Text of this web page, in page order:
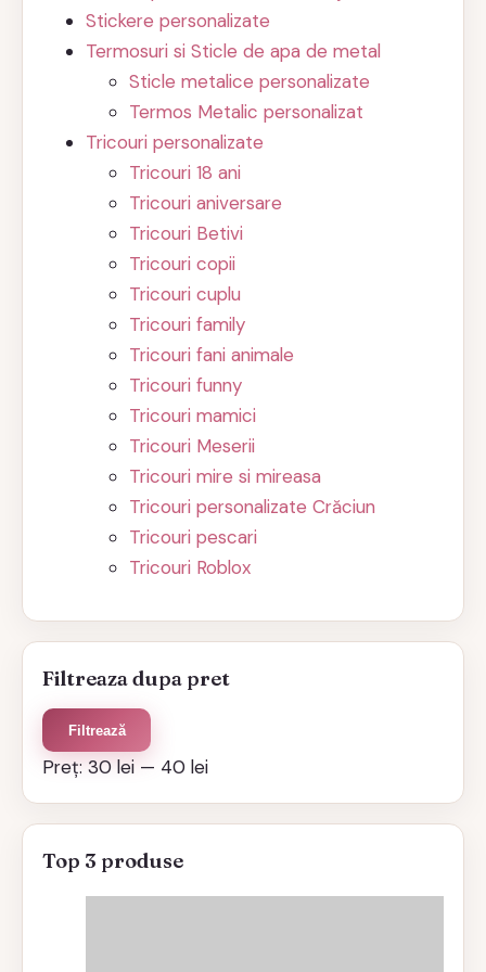
Stickere personalizate
Termosuri si Sticle de apa de metal
Sticle metalice personalizate
Termos Metalic personalizat
Tricouri personalizate
Tricouri 18 ani
Tricouri aniversare
Tricouri Betivi
Tricouri copii
Tricouri cuplu
Tricouri family
Tricouri fani animale
Tricouri funny
Tricouri mamici
Tricouri Meserii
Tricouri mire si mireasa
Tricouri personalizate Crăciun
Tricouri pescari
Tricouri Roblox
Filtreaza dupa pret
Preț
minim
Preț
maxim
Filtrează
Preț:30 lei — 40 lei
Top 3 produse